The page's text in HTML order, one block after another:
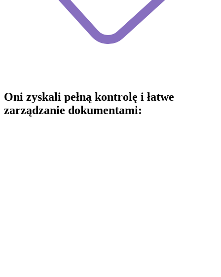
Oni zyskali pełną kontrolę i łatwe
zarządzanie dokumentami: